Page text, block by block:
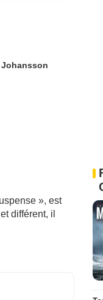
», est
différent, il